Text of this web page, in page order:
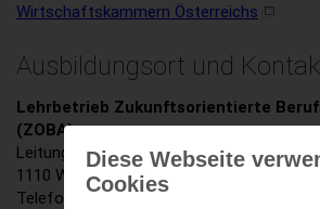
Diese Webseite
Cookies
Wirtschaftskammern Österreichs
Ausbildungsort und
Lehrbetrieb Zukunftsorientierte
(ZOBA)
Leitung: Markus Arzberger
1110 Wien, Gasometer C/3. Stock
Telefon: 01 - 908 19 48